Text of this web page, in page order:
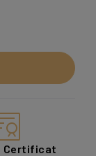
Certificat